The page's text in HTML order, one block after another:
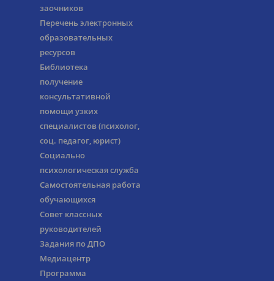
заочников
Перечень электронных
образовательных
ресурсов
Библиотека
получение
консультативной
помощи узких
специалистов (психолог,
соц. педагог, юрист)
Социально
психологическая служба
Самостоятельная работа
обучающихся
Совет классных
руководителей
Задания по ДПО
Медиацентр
Программа